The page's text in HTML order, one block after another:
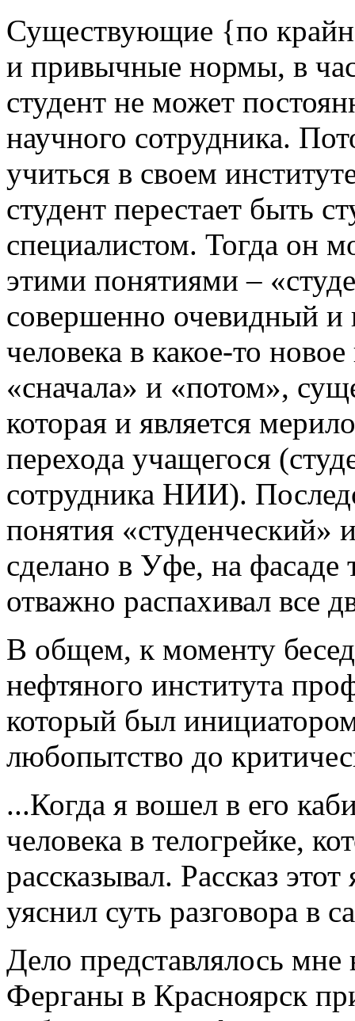
Существующие {по
и привычные нормы, в
студент не может
научного сотрудника.
учиться в своем
студент перестает быть
специалистом. Тогда он
этими понятиями –
совершенно очевидный
человека в какое-то
«сначала» и «потом»,
которая и является
перехода учащегося
сотрудника НИИ).
понятия
сделано в Уфе, на фасаде
отважно распахивал все
В общем, к моменту
нефтяного института
который был
любопытство до
...Когда я вошел в его
человека в телогрейке,
рассказывал. Рассказ
уяснил суть разговора в
Дело представлялось
Ферганы в Красноярск